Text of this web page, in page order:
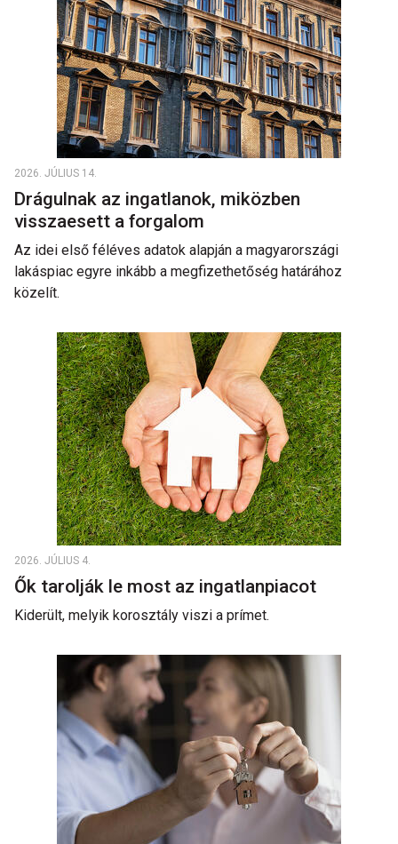
2026. JÚLIUS 14.
Drágulnak az ingatlanok, miközben
visszaesett a forgalom
Az idei első féléves adatok alapján a magyarországi
lakáspiac egyre inkább a megfizethetőség határához
közelít.
2026. JÚLIUS 4.
Ők tarolják le most az ingatlanpiacot
Kiderült, melyik korosztály viszi a prímet.